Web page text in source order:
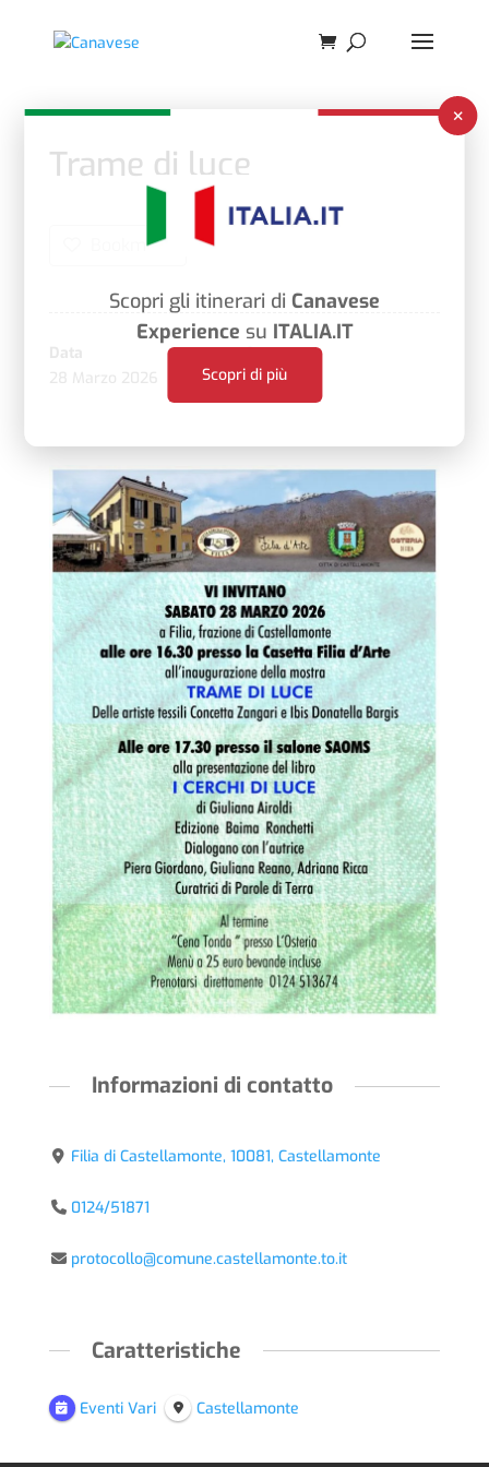
Trame di luce
Bookmark
Ora
4:30 pm
Informazioni di contatto
Filia di Castellamonte, 10081, Castellamonte
0124/51871
protocollo@comune.castellamonte.to.it
Caratteristiche
Eventi Vari Castellamonte
×
Scopri gli itinerari di Canavese
Experience su ITALIA.IT
Scopri di più